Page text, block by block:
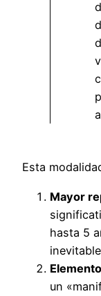
Esta
Mayor
hasta 5
un